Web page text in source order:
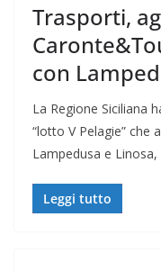
Trasporti,
con
La Regione Siciliana
“lotto V Pelagie” che
Lampedusa e
Leggi tutto